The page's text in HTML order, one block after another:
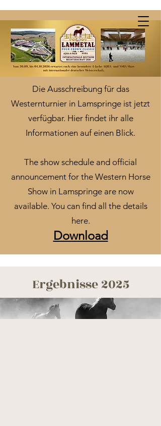
Die Ausschreibung für das
Westernturnier in Lamspringe ist jetzt
verfügbar. Hier findet ihr alle
Informationen auf einen Blick.
The show schedule and official
announcement for the Western Horse
Show in Lamspringe are now
available. You can find all the details
here.
Download
Ergebnisse 2025